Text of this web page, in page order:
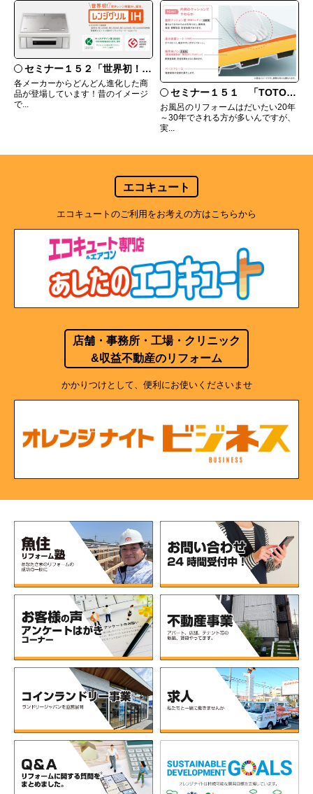
セミナー１５２「世界初！三菱のレンジグリルって何？」
各メーカーからどんどん進化した商
品が登場しています！昔のイメージ
で...
セミナー１５１ 「TOTOシステムバス サザナの特徴」
お風呂のリフォームはだいたい20年
～30年でされる方が多いんですが、
実...
エコキュート
エコキュートのご利用をお考えの方はこちらから
店舗・事務所・工場・クリニック
&収益不動産のリフォーム
かかりつけとして、便利にお使いくださいませ